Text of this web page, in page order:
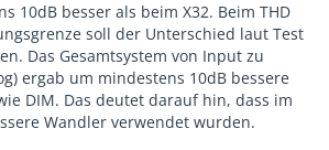
10dB besser als beim X32. Beim THD
soll der Unterschied laut Test
Das Gesamtsystem von Input zu
ergab um mindestens 10dB bessere
DIM. Das deutet darauf hin, dass im
Wandler verwendet wurden.